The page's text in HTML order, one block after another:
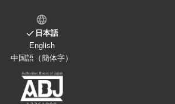
日本語
English
中国語（簡体字）